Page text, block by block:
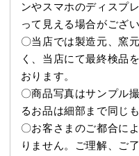
ンやスマホのディスプ
って見える場合がござい
〇当店では製造元、窯
く、当店にて最終検品
おります。
〇商品写真はサンプル
るお品は細部まで同じ
〇お客さまのご都合に
りません。ご理解、ご